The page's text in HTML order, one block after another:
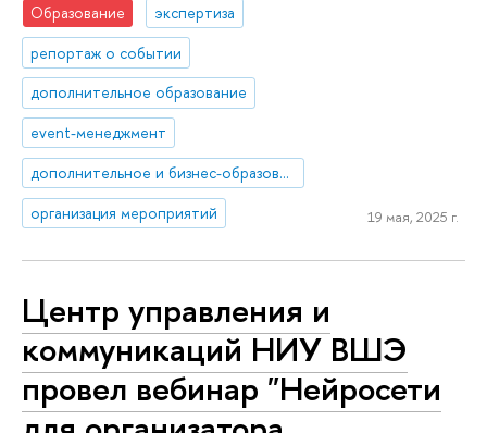
Образование
экспертиза
репортаж о событии
дополнительное образование
event-менеджмент
дополнительное и бизнес-образование
организация мероприятий
19 мая, 2025 г.
Центр управления и
коммуникаций НИУ ВШЭ
провел вебинар "Нейросети